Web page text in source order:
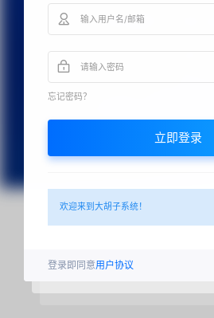
忘记密码？
立即登录
欢迎来到大胡子系统！
登录即同意用户协议